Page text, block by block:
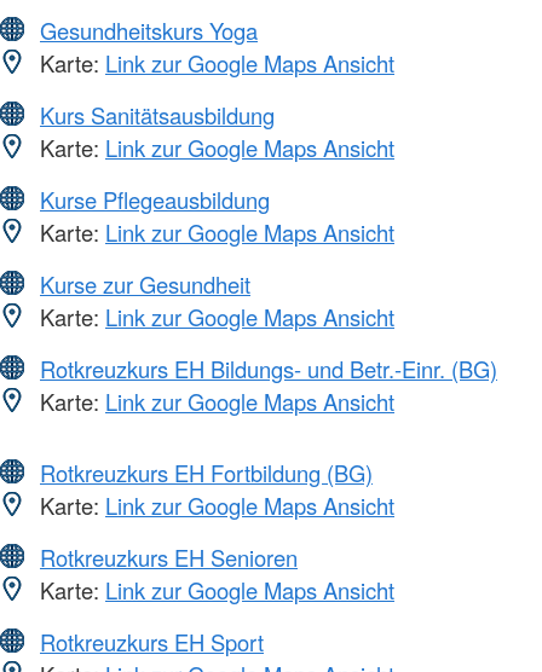
Gesundheitskurs Yoga
Karte: Link zur Google Maps Ansicht
Kurs Sanitätsausbildung
Karte: Link zur Google Maps Ansicht
Kurse Pflegeausbildung
Karte: Link zur Google Maps Ansicht
Kurse zur Gesundheit
Karte: Link zur Google Maps Ansicht
Rotkreuzkurs EH Bildungs- und Betr.-Einr. (BG)
Karte: Link zur Google Maps Ansicht
Rotkreuzkurs EH Fortbildung (BG)
Karte: Link zur Google Maps Ansicht
Rotkreuzkurs EH Senioren
Karte: Link zur Google Maps Ansicht
Rotkreuzkurs EH Sport